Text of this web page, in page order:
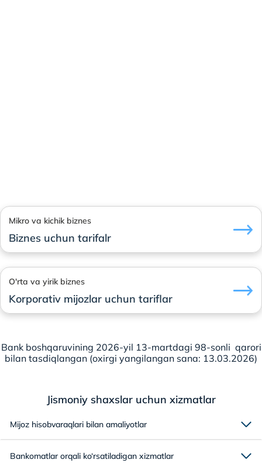
Mikro va kichik biznes
Biznes uchun tarifalr
O'rta va yirik biznes
Korporativ mijozlar uchun tariflar
Bank boshqaruvining 2026-yil 13-martdagi 98-sonli qarori
bilan tasdiqlangan (oxirgi yangilangan sana: 13.03.2026)
Jismoniy shaxslar uchun xizmatlar
Mijoz hisobvaraqlari bilan amaliyotlar
Bankomatlar orqali ko‘rsatiladigan xizmatlar